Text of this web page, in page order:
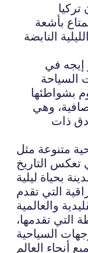
بأشعة
النابضة
إيجه في
السياحة
بشواطئها
وهي
ذات
متنوعة مثل
تعكس التاريخ
بحياة ليلية
التي تقدم
التي تقدمها،
السياحية